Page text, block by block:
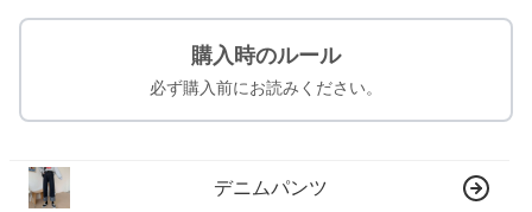
購入時のルール
必ず購入前にお読みください。
デニムパンツ